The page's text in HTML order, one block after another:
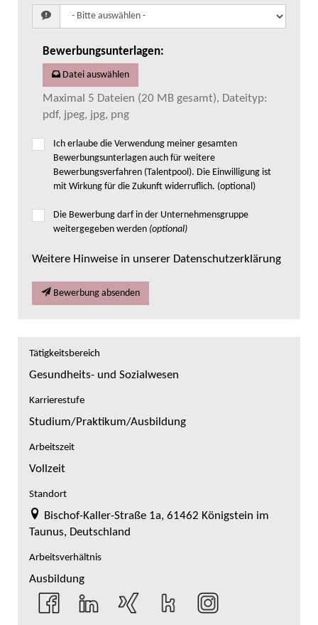
Bewerbungsunterlagen:
Datei auswählen
Maximal 5 Dateien (20 MB gesamt), Dateityp:
pdf, jpeg, jpg, png
Ich erlaube die Verwendung meiner gesamten
Bewerbungsunterlagen auch für weitere
Bewerbungsverfahren (Talentpool). Die Einwilligung ist
mit Wirkung für die Zukunft widerruflich. (optional)
Die Bewerbung darf in der Unternehmensgruppe
weitergegeben werden (optional)
Weitere Hinweise in unserer Datenschutzerklärung
Bewerbung absenden
Tätigkeitsbereich
Gesundheits- und Sozialwesen
Karrierestufe
Studium/Praktikum/Ausbildung
Arbeitszeit
Vollzeit
Standort
Bischof-Kaller-Straße 1a, 61462 Königstein im
Taunus, Deutschland
Arbeitsverhältnis
Ausbildung